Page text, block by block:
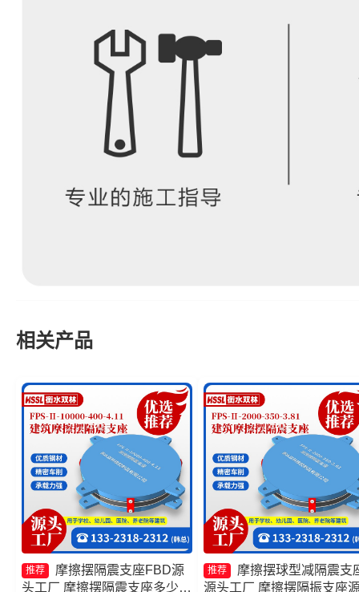
相关产品
推荐
摩擦摆隔震支座FBD源
头工厂 摩擦摆隔震支座多少钱
推荐
摩擦摆球型减隔震支
源头工厂 摩擦摆隔振支座